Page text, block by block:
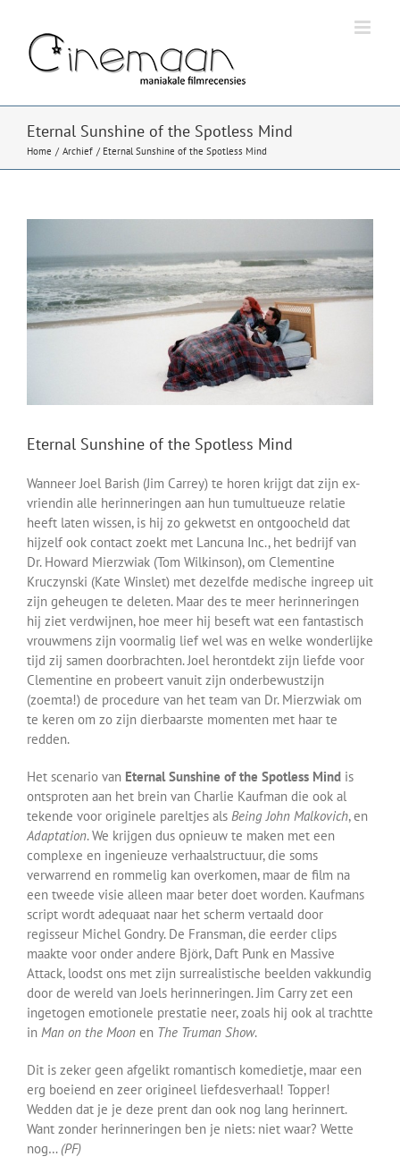
inhoud
Eternal Sunshine of the Spotless Mind
Home Archief Eternal Sunshine of the Spotless Mind
afbeelding
Eternal Sunshine of the Spotless Mind
Wanneer Joel Barish (Jim Carrey) te horen krijgt dat zijn ex-
vriendin alle herinneringen aan hun tumultueuze relatie
heeft laten wissen, is hij zo gekwetst en ontgoocheld dat
hijzelf ook contact zoekt met Lancuna Inc., het bedrijf van
Dr. Howard Mierzwiak (Tom Wilkinson), om Clementine
Kruczynski (Kate Winslet) met dezelfde medische ingreep uit
zijn geheugen te deleten. Maar des te meer herinneringen
hij ziet verdwijnen, hoe meer hij beseft wat een fantastisch
vrouwmens zijn voormalig lief wel was en welke wonderlijke
tijd zij samen doorbrachten. Joel herontdekt zijn liefde voor
Clementine en probeert vanuit zijn onderbewustzijn
(zoemta!) de procedure van het team van Dr. Mierzwiak om
te keren om zo zijn dierbaarste momenten met haar te
redden.
Het scenario van Eternal Sunshine of the Spotless Mind is
ontsproten aan het brein van Charlie Kaufman die ook al
tekende voor originele pareltjes als Being John Malkovich, en
Adaptation. We krijgen dus opnieuw te maken met een
complexe en ingenieuze verhaalstructuur, die soms
verwarrend en rommelig kan overkomen, maar de film na
een tweede visie alleen maar beter doet worden. Kaufmans
script wordt adequaat naar het scherm vertaald door
regisseur Michel Gondry. De Fransman, die eerder clips
maakte voor onder andere Björk, Daft Punk en Massive
Attack, loodst ons met zijn surrealistische beelden vakkundig
door de wereld van Joels herinneringen. Jim Carry zet een
ingetogen emotionele prestatie neer, zoals hij ook al trachtte
in Man on the Moon en The Truman Show.
Dit is zeker geen afgelikt romantisch komedietje, maar een
erg boeiend en zeer origineel liefdesverhaal! Topper!
Wedden dat je je deze prent dan ook nog lang herinnert.
Want zonder herinneringen ben je niets: niet waar? Wette
nog…(PF)